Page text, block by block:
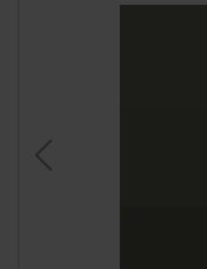
Previous